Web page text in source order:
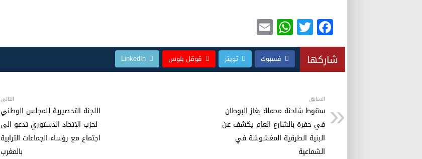
F
a
c
e
b
o
o
k
T
wi
tt
er
W
h
at
s
p
p
m
ail شاركها فسبوك تويتر قوقل بلوس LinkedIn
السابق
سقوط شاحنة محملة بغاز البوطان
في حفرة بالشارع العام يكشف عن
البنية الطرقية المغشوشة في
الشماعية
التالي
اللجنة التحصيرية للمجلس الوطني
لحزب الاتحاد الدستوري تدعو الى
اجتماع مع رؤساء الجماعات الترابية
بالمغرب